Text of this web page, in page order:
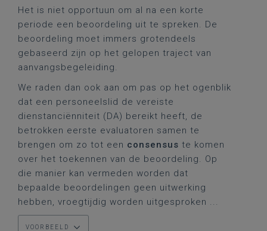
Het is niet opportuun om al na een korte
periode een beoordeling uit te spreken. De
beoordeling moet immers grotendeels
gebaseerd zijn op het gelopen traject van
aanvangsbegeleiding.
We raden dan ook aan om pas op het ogenblik
dat een personeelslid de vereiste
dienstanciënniteit (DA) bereikt heeft, de
betrokken eerste evaluatoren samen te
brengen om zo tot een consensus te komen
over het toekennen van de beoordeling. Op
die manier kan vermeden worden dat
bepaalde beoordelingen geen uitwerking
hebben, vroegtijdig worden uitgesproken ...
VOORBEELD